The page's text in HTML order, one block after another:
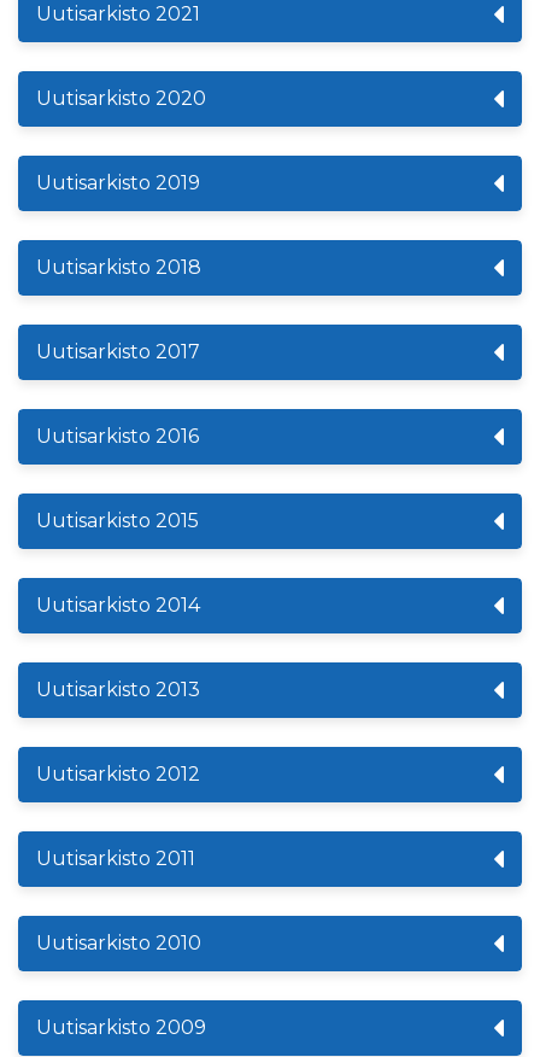
Uutisarkisto 2021
Uutisarkisto 2020
Uutisarkisto 2019
Uutisarkisto 2018
Uutisarkisto 2017
Uutisarkisto 2016
Uutisarkisto 2015
Uutisarkisto 2014
Uutisarkisto 2013
Uutisarkisto 2012
Uutisarkisto 2011
Uutisarkisto 2010
Uutisarkisto 2009